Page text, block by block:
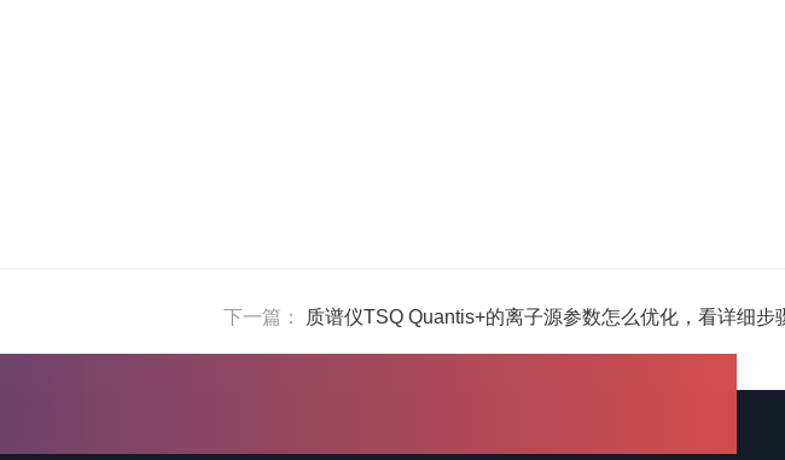
下一篇： 质谱仪TSQ Quantis+的离子源参数怎么优化，看详细步